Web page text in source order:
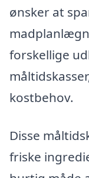
ønsker at
forskellige
kostbehov.
Disse
friske